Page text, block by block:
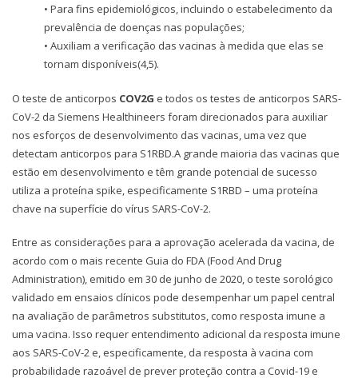
• Para fins epidemiológicos, incluindo o estabelecimento da
prevalência de doenças nas populações;
• Auxiliam a verificação das vacinas à medida que elas se
tornam disponíveis(4,5).
O teste de anticorpos COV2G e todos os testes de anticorpos SARS-
CoV-2 da Siemens Healthineers foram direcionados para auxiliar
nos esforços de desenvolvimento das vacinas, uma vez que
detectam anticorpos para S1RBD.A grande maioria das vacinas que
estão em desenvolvimento e têm grande potencial de sucesso
utiliza a proteína spike, especificamente S1RBD – uma proteína
chave na superfície do vírus SARS-CoV-2.
Entre as considerações para a aprovação acelerada da vacina, de
acordo com o mais recente Guia do FDA (Food And Drug
Administration), emitido em 30 de junho de 2020, o teste sorológico
validado em ensaios clínicos pode desempenhar um papel central
na avaliação de parâmetros substitutos, como resposta imune a
uma vacina. Isso requer entendimento adicional da resposta imune
aos SARS-CoV-2 e, especificamente, da resposta à vacina com
probabilidade razoável de prever proteção contra a Covid-19 e